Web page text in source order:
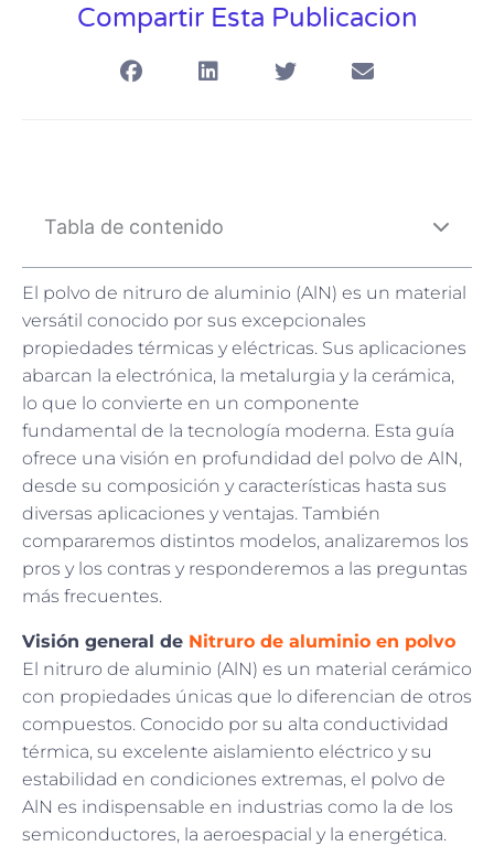
Compartir Esta Publicacion
Tabla de contenido
El polvo de nitruro de aluminio (AlN) es un material
versátil conocido por sus excepcionales
propiedades térmicas y eléctricas. Sus aplicaciones
abarcan la electrónica, la metalurgia y la cerámica,
lo que lo convierte en un componente
fundamental de la tecnología moderna. Esta guía
ofrece una visión en profundidad del polvo de AlN,
desde su composición y características hasta sus
diversas aplicaciones y ventajas. También
compararemos distintos modelos, analizaremos los
pros y los contras y responderemos a las preguntas
más frecuentes.
Visión general de Nitruro de aluminio en polvo
El nitruro de aluminio (AlN) es un material cerámico
con propiedades únicas que lo diferencian de otros
compuestos. Conocido por su alta conductividad
térmica, su excelente aislamiento eléctrico y su
estabilidad en condiciones extremas, el polvo de
AlN es indispensable en industrias como la de los
semiconductores, la aeroespacial y la energética.